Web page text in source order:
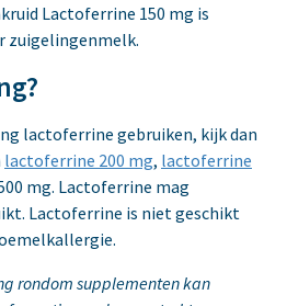
Lactoferrine 150 mg is
zuigelingenmelk.
lactoferrine gebruiken, kijk dan
lactoferrine 200 mg, lactoferrine
mg. Lactoferrine mag
Lactoferrine is niet geschikt
rondom supplementen kan